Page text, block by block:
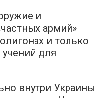
и
армий»
и только
для
внутри Украины